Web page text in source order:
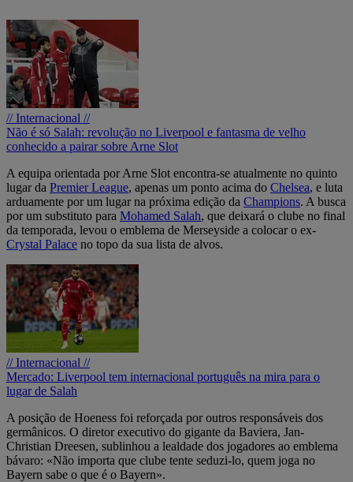
// Internacional //
Não é só Salah: revolução no Liverpool e fantasma de velho
conhecido a pairar sobre Arne Slot
A equipa orientada por Arne Slot encontra-se atualmente no quinto
lugar da Premier League, apenas um ponto acima do Chelsea, e luta
arduamente por um lugar na próxima edição da Champions. A busca
por um substituto para Mohamed Salah, que deixará o clube no final
da temporada, levou o emblema de Merseyside a colocar o ex-
Crystal Palace no topo da sua lista de alvos.
// Internacional //
Mercado: Liverpool tem internacional português na mira para o
lugar de Salah
A posição de Hoeness foi reforçada por outros responsáveis dos
germânicos. O diretor executivo do gigante da Baviera, Jan-
Christian Dreesen, sublinhou a lealdade dos jogadores ao emblema
bávaro: «Não importa que clube tente seduzi-lo, quem joga no
Bayern sabe o que é o Bayern».